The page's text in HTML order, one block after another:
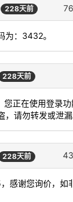
228天前
为：3432。
228天前
您正在使用登录
请勿转发或泄漏
228天前
感谢您询价，如